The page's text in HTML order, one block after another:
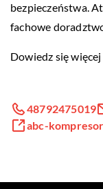
bezpieczeństwa.
fachowe
Dowiedz się więcej
48792475019
abc-